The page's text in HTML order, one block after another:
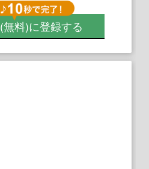
(無料)に登録する